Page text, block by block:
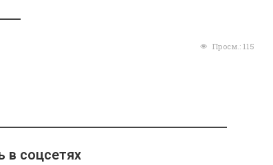
Просм.: 115
в соцсетях